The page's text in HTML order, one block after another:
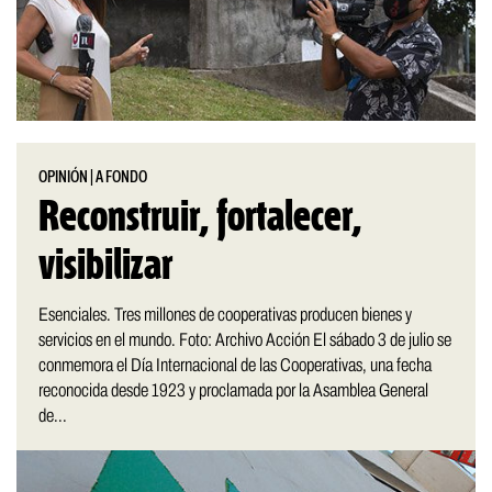
OPINIÓN |A FONDO
Reconstruir, fortalecer,
visibilizar
Esenciales. Tres millones de cooperativas producen bienes y
servicios en el mundo. Foto: Archivo Acción El sábado 3 de julio se
conmemora el Día Internacional de las Cooperativas, una fecha
reconocida desde 1923 y proclamada por la Asamblea General
de...